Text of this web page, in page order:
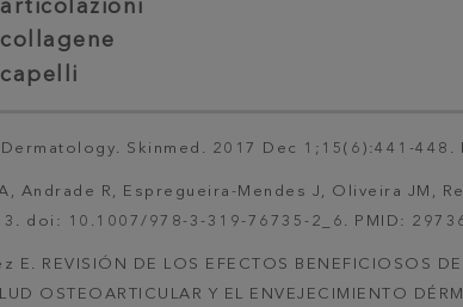
Skinmed. 2017 Dec 1;15(6):441-448.
Andrade R, Espregueira-Mendes J, Oliveira JM,
doi: 10.1007/978-3-319-76735-2_6. PMID:
E. REVISIÓN DE LOS EFECTOS BENEFICIOSOS
OSTEOARTICULAR Y EL ENVEJECIMIENTO